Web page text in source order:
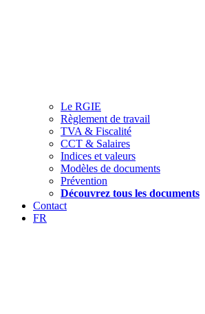
Le RGIE
Règlement de travail
TVA & Fiscalité
CCT & Salaires
Indices et valeurs
Modèles de documents
Prévention
Découvrez tous les documents
Contact
FR